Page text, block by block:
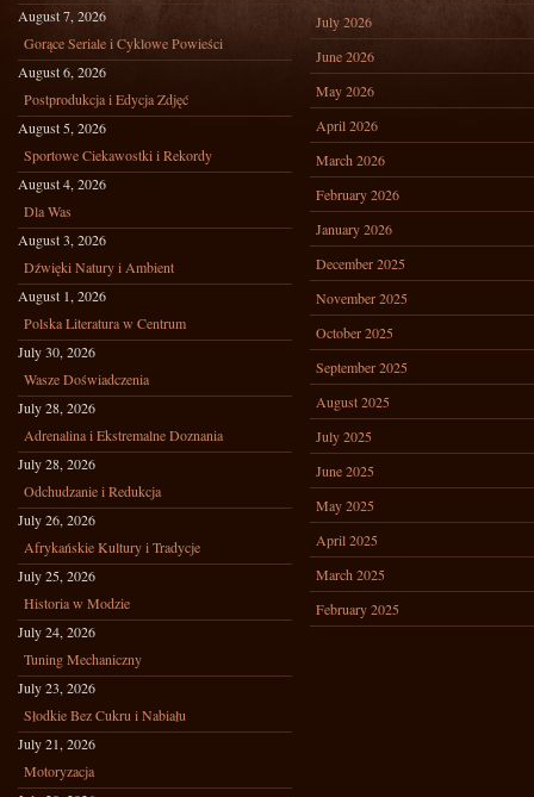
August 7, 2026
Gorące Seriale i Cyklowe Powieści
August 6, 2026
Postprodukcja i Edycja Zdjęć
August 5, 2026
Sportowe Ciekawostki i Rekordy
August 4, 2026
Dla Was
August 3, 2026
Dźwięki Natury i Ambient
August 1, 2026
Polska Literatura w Centrum
July 30, 2026
Wasze Doświadczenia
July 28, 2026
Adrenalina i Ekstremalne Doznania
July 28, 2026
Odchudzanie i Redukcja
July 26, 2026
Afrykańskie Kultury i Tradycje
July 25, 2026
Historia w Modzie
July 24, 2026
Tuning Mechaniczny
July 23, 2026
Słodkie Bez Cukru i Nabiału
July 21, 2026
Motoryzacja
July 2026
June 2026
May 2026
April 2026
March 2026
February 2026
January 2026
December 2025
November 2025
October 2025
September 2025
August 2025
July 2025
June 2025
May 2025
April 2025
March 2025
February 2025